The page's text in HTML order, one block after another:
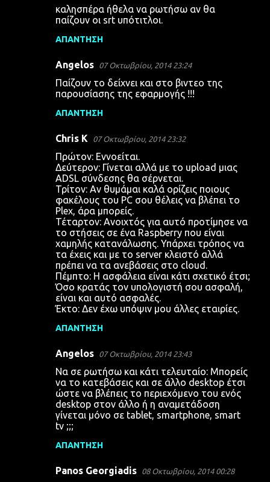
καλησπέρα ήθελα να ρωτήσω αν θα
παίζουν οι srt υπότιτλοι.
ΑΠΆΝΤΗΣΗ
Angelos 07 Οκτωβρίου, 2014 23:24
Παίζουν το δείχνει και στο βιντεο της
παρουσίασης της εφαρμογής !!!
ΑΠΆΝΤΗΣΗ
Chris K 07 Οκτωβρίου, 2014 23:32
Πρώτον: Εννοείται.
Δεύτερον: Γίνεται αλλά με το upload μιας
ADSL σύνδεσης θα σέρνεται.
Τρίτον: Αν θυμάμαι καλά ορίζεις ποιους
φακέλους του PC σου θέλεις να βλέπει το
Plex, άρα μπορείς.
Τέταρτον: Ανοιχτός για αυτό προτίμησε να
το στήσεις σε ένα Raspberry που είναι
χαμηλής κατανάλωσης. Υπάρχει τρόπος να
τα έχεις και με το server κλειστό αλλά
πρέπει να τα ανεβάσεις στο cloud.
Πέμπτο: Η ασφάλεια είναι κάτι σχετικό έτσι;
Όσο κρατάς τον υπολογιστή σου ασφαλή,
είναι και αυτό ασφαλές.
Έκτο: Δεν έχω υπόψιν μου άλλες εταιρίες.
ΑΠΆΝΤΗΣΗ
Angelos 07 Οκτωβρίου, 2014 23:43
Να σε ρωτήσω και κάτι τελευταίο: Μπορείς
να το κατεβάσεις και σε άλλο desktop έτσι
ώστε να βλέπεις το περιεχόμενο του ενός
desktop στον άλλο ή η αναμετάδοση
γίνεται μόνο σε tablet, smartphone, smart
tv ;;;
ΑΠΆΝΤΗΣΗ
Panos Georgiadis 08 Οκτωβρίου, 2014 00:28